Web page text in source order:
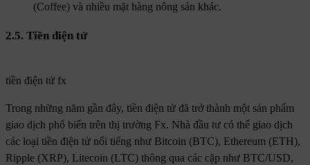
(Coffee) và nhiều mặt hàng nông sản khác.
2.5. Tiền điện tử
tiền điện tử fx
Trong những năm gần đây, tiền điện tử đã trở thành một sản phẩm
giao dịch phổ biến trên thị trường Fx. Nhà đầu tư có thể giao dịch
các loại tiền điện tử nổi tiếng như Bitcoin (BTC), Ethereum (ETH),
Ripple (XRP), Litecoin (LTC) thông qua các cặp như BTC/USD,